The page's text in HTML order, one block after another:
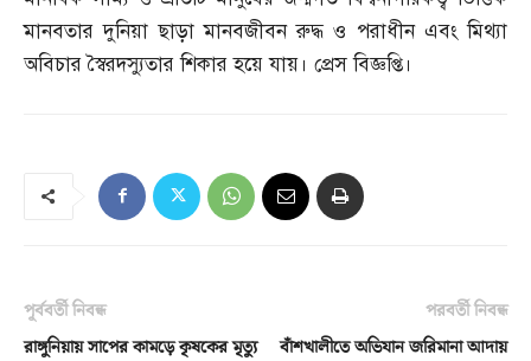
মানবতার দুনিয়া ছাড়া মানবজীবন রুদ্ধ ও পরাধীন এবং মিথ্যা
অবিচার স্বৈরদস্যুতার শিকার হয়ে যায়। প্রেস বিজ্ঞপ্তি।
পূর্ববর্তী নিবন্ধ
রাঙ্গুনিয়ায় সাপের কামড়ে কৃষকের মৃত্যু
পরবর্তী নিবন্ধ
বাঁশখালীতে অভিযান জরিমানা আদায়